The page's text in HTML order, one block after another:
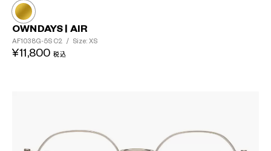
OWNDAYS | AIR
AF1038G-5S C2 / Size: XS
¥11,800 税込